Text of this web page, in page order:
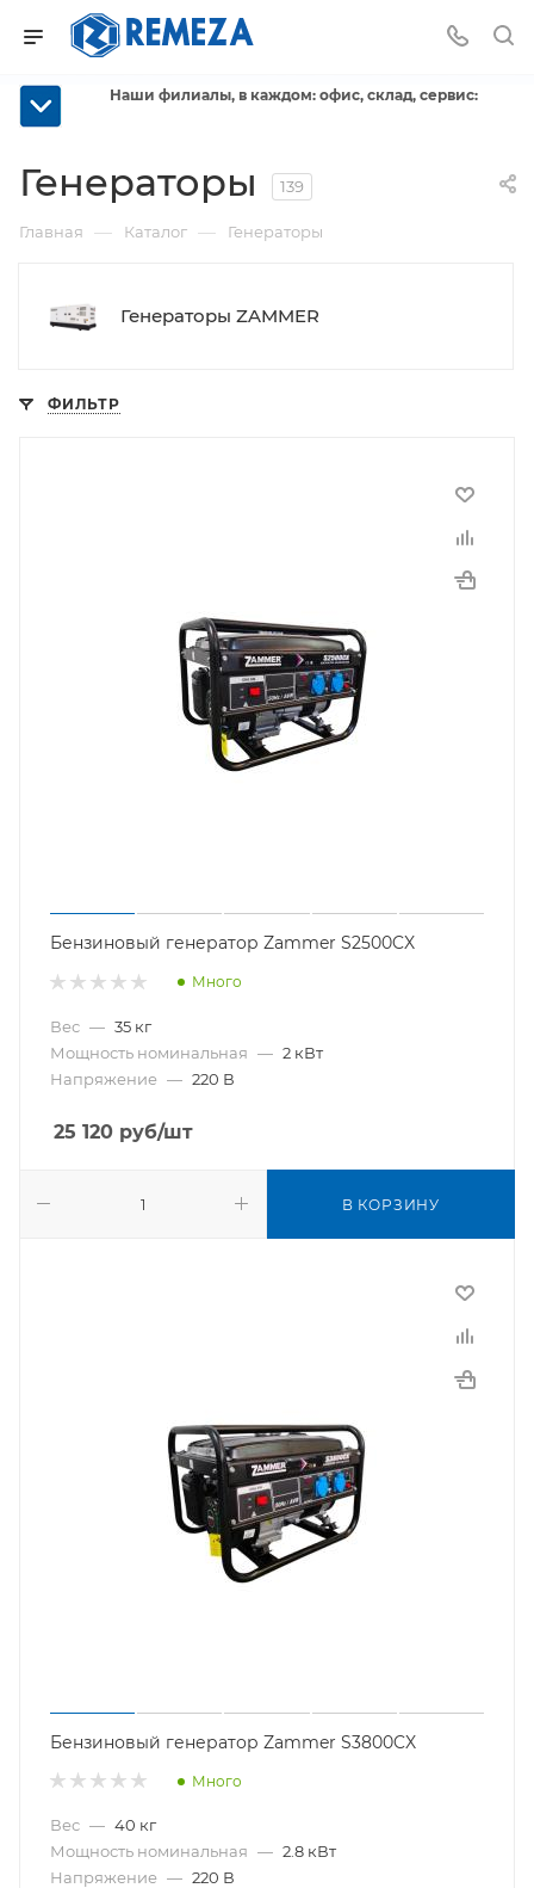
Наши филиалы, в каждом: офис, склад, сервис:
Генераторы 139
Главная — Каталог — Генераторы
Генераторы ZAMMER
ФИЛЬТР
Бензиновый генератор Zammer S2500CX
Много
Вес — 35 кг
Мощность номинальная — 2 кВт
Напряжение — 220 В
25 120 руб/шт
В КОРЗИНУ
Бензиновый генератор Zammer S3800CX
Много
Вес — 40 кг
Мощность номинальная — 2.8 кВт
Напряжение — 220 В